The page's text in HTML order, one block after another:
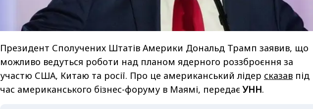
Президент Сполучених Штатів Америки Дональд Трамп заявив, що
можливо ведуться роботи над планом ядерного роззброєння за
участю США, Китаю та росії. Про це американський лідер сказав під
час американського бізнес-форуму в Маямі, передаєУНН.